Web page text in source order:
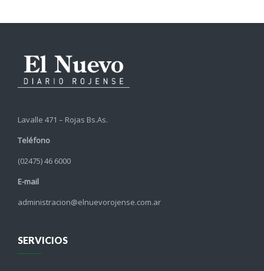
Lavalle 471 – Rojas Bs.As.
Teléfono
(02475) 46 6000
E-mail
administracion@elnuevorojense.com.ar
SERVICIOS